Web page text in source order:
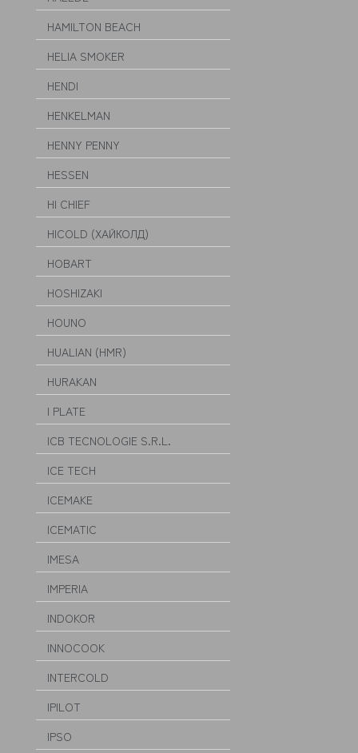
HAMILTON BEACH
HELIA SMOKER
HENDI
HENKELMAN
HENNY PENNY
HESSEN
HI CHIEF
HICOLD (ХАЙКОЛД)
HOBART
HOSHIZAKI
HOUNO
HUALIAN (HMR)
HURAKAN
I PLATE
ICB TECNOLOGIE S.R.L.
ICE TECH
ICEMAKE
ICEMATIC
IMESA
IMPERIA
INDOKOR
INNOCOOK
INTERCOLD
IPILOT
IPSO